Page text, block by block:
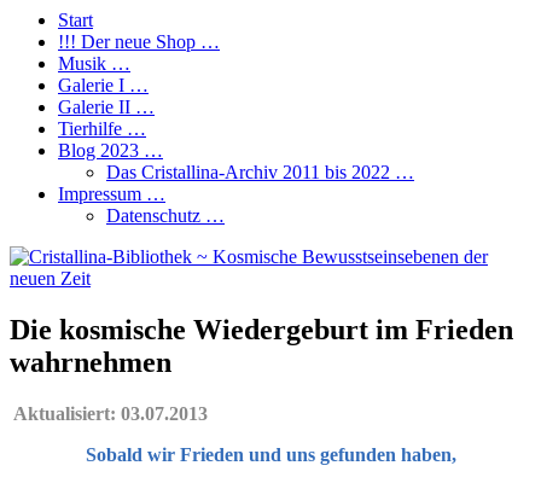
Start
!!! Der neue Shop …
Musik …
Galerie I …
Galerie II …
Tierhilfe …
Blog 2023 …
Das Cristallina-Archiv 2011 bis 2022 …
Impressum …
Datenschutz …
Die kosmische Wiedergeburt im Frieden
wahrnehmen
Aktualisiert: 03.07.2013
Sobald wir Frieden und uns gefunden haben,